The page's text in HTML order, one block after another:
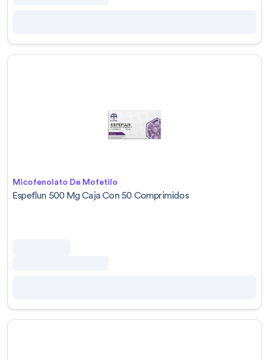
Micofenolato De Mofetilo
Espeflun 500 Mg Caja Con 50 Comprimidos